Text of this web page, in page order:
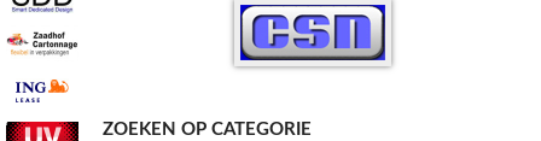
ZOEKEN OP CATEGORIE